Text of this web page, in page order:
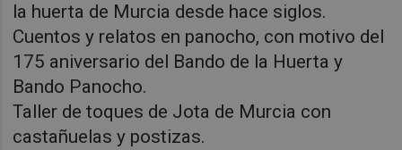
la huerta de Murcia desde hace siglos.
Cuentos y relatos en panocho, con motivo del
175 aniversario del Bando de la Huerta y
Bando Panocho.
Taller de toques de Jota de Murcia con
castañuelas y postizas.